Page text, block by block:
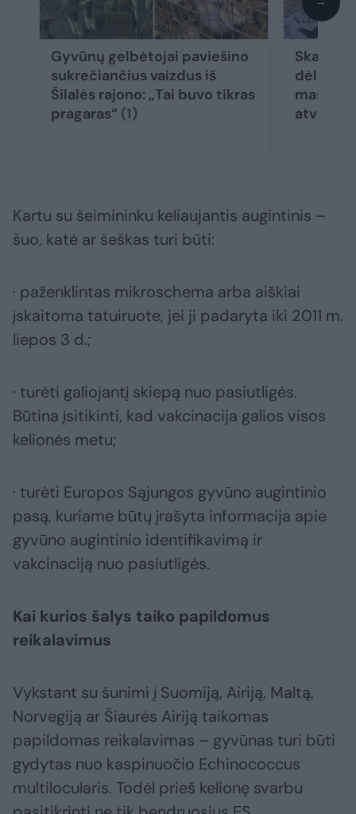
Gyvūnų gelbėtojai paviešino
sukrečiančius vaizdus iš
Šilalės rajono: „Tai buvo tikras
pragaras“ (1)
dėl
masinių
atvejų
Kartu su šeimininku keliaujantis augintinis –
šuo, katė ar šeškas turi būti:
· paženklintas mikroschema arba aiškiai
įskaitoma tatuiruote, jei ji padaryta iki 2011 m.
liepos 3 d.;
· turėti galiojantį skiepą nuo pasiutligės.
Būtina įsitikinti, kad vakcinacija galios visos
kelionės metu;
· turėti Europos Sąjungos gyvūno augintinio
pasą, kuriame būtų įrašyta informacija apie
gyvūno augintinio identifikavimą ir
vakcinaciją nuo pasiutligės.
Kai kurios šalys taiko papildomus
reikalavimus
Vykstant su šunimi į Suomiją, Airiją, Maltą,
Norvegiją ar Šiaurės Airiją taikomas
papildomas reikalavimas – gyvūnas turi būti
gydytas nuo kaspinuočio Echinococcus
multilocularis. Todėl prieš kelionę svarbu